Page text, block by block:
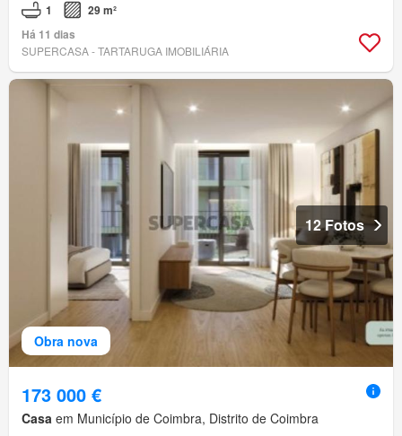
1
29 m²
Há 11 dias
SUPERCASA - TARTARUGA IMOBILIÁRIA
Obra nova
12 Fotos
173 000 €
Casa em Município de Coimbra, Distrito de Coimbra